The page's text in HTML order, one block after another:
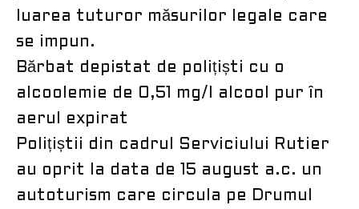
luarea tuturor măsurilor legale care
se impun.
Bărbat depistat de polițiști cu o
alcoolemie de 0,51 mg/l alcool pur în
aerul expirat
Polițiștii din cadrul Serviciului Rutier
au oprit la data de 15 august a.c. un
autoturism care circula pe Drumul